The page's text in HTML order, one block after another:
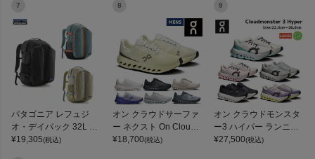
7
パタゴニア レフュジ
オ・デイパック 32L PA
TAGONIA REFUGIO DA
¥19,305(税込)
8
オン クラウドサーファ
ー ネクスト On Clouds
urfer Next
¥18,700(税込)
9
オン クラウドモンスタ
ー3 ハイパー ランニン
グシューズ ランシュー
¥27,500(税込)